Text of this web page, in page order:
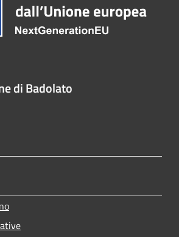
di Badolato